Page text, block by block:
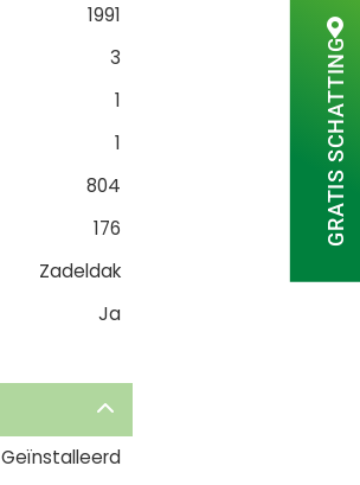
GRATIS SCHATTING
1991
3
1
1
804
176
Zadeldak
Ja
Geïnstalleerd